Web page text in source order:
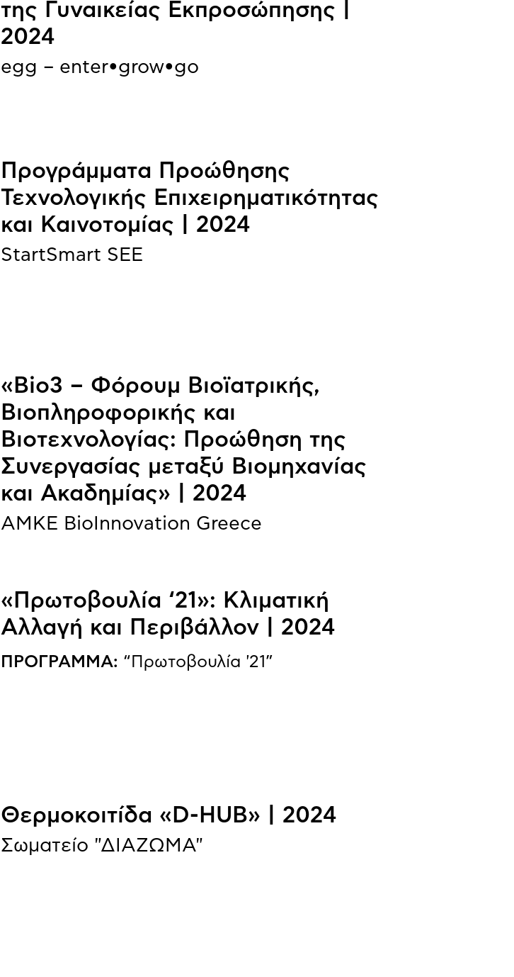
της Γυναικείας Εκπροσώπησης |
2024
egg – enter•grow•go
Προγράμματα Προώθησης
Τεχνολογικής Επιχειρηματικότητας
και Καινοτομίας | 2024
StartSmart SEE
«Bio3 – Φόρουμ Βιοϊατρικής,
Βιοπληροφορικής και
Βιοτεχνολογίας: Προώθηση της
Συνεργασίας μεταξύ Βιομηχανίας
και Ακαδημίας» | 2024
ΑΜΚΕ BioInnovation Greece
«Πρωτοβουλία ‘21»: Κλιματική
Αλλαγή και Περιβάλλον | 2024
ΠΡΟΓΡΑΜΜΑ: “Πρωτοβουλία '21”
Θερμοκοιτίδα «D-HUB» | 2024
Σωματείο "ΔΙΑΖΩΜΑ"